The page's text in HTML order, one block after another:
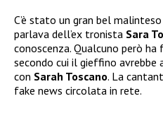
C’è stato un gran bel
parlava dell’ex tronista Sara
conoscenza. Qualcuno però
secondo cui il gieffino
con Sarah Toscano. La
fake news circolata in rete.